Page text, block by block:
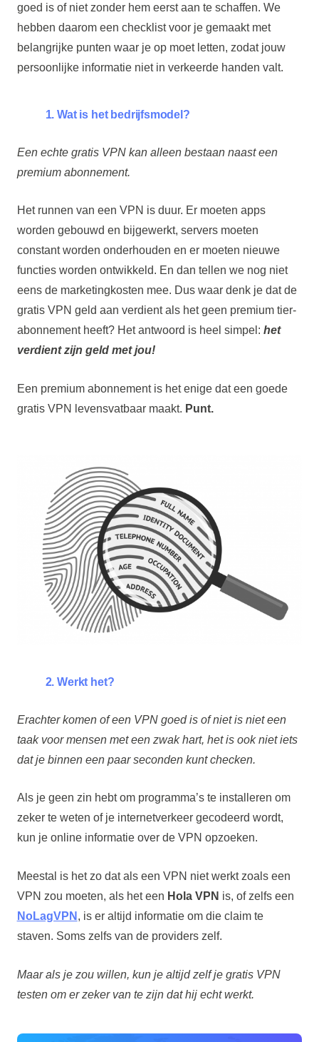
goed is of niet zonder hem eerst aan te schaffen. We
hebben daarom een checklist voor je gemaakt met
belangrijke punten waar je op moet letten, zodat jouw
persoonlijke informatie niet in verkeerde handen valt.
1. Wat is het bedrijfsmodel?
Een echte gratis VPN kan alleen bestaan naast een
premium abonnement.
Het runnen van een VPN is duur. Er moeten apps
worden gebouwd en bijgewerkt, servers moeten
constant worden onderhouden en er moeten nieuwe
functies worden ontwikkeld. En dan tellen we nog niet
eens de marketingkosten mee. Dus waar denk je dat de
gratis VPN geld aan verdient als het geen premium tier-
abonnement heeft? Het antwoord is heel simpel: het
verdient zijn geld met jou!
Een premium abonnement is het enige dat een goede
gratis VPN levensvatbaar maakt. Punt.
2. Werkt het?
Erachter komen of een VPN goed is of niet is niet een
taak voor mensen met een zwak hart, het is ook niet iets
dat je binnen een paar seconden kunt checken.
Als je geen zin hebt om programma’s te installeren om
zeker te weten of je internetverkeer gecodeerd wordt,
kun je online informatie over de VPN opzoeken.
Meestal is het zo dat als een VPN niet werkt zoals een
VPN zou moeten, als het een Hola VPN is, of zelfs een
NoLagVPN , is er altijd informatie om die claim te
staven. Soms zelfs van de providers zelf.
Maar als je zou willen, kun je altijd zelf je gratis VPN
testen om er zeker van te zijn dat hij echt werkt.